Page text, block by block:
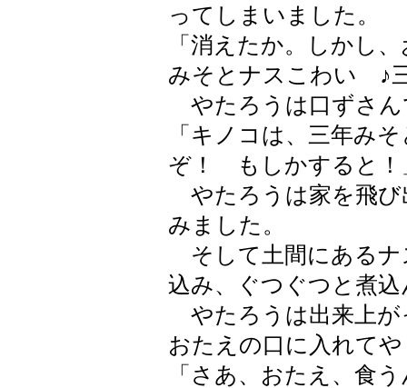
ってしまいました。
「消えたか。しかし
みそとナスこわい ♪
やたろうは口ずさん
「キノコは、三年み
ぞ！ もしかすると！
やたろうは家を飛び
みました。
そして土間にあるナ
込み、ぐつぐつと煮
やたろうは出来上が
おたえの口に入れて
「さあ、おたえ、食